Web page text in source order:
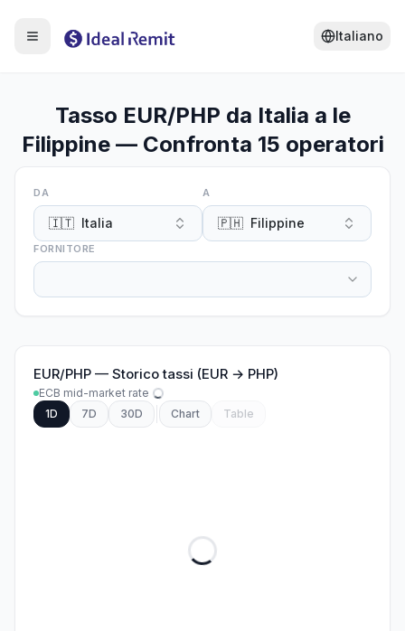
Italiano
Tasso EUR/PHP da Italia a le
Filippine — Confronta 15 operatori
DA
🇮🇹 Italia
A
🇵🇭 Filippine
FORNITORE
EUR/PHP — Storico tassi (EUR → PHP)
ECB mid-market rate
1D
7D 30D Chart Table